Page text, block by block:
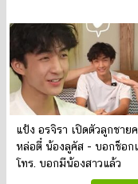
แป้ง อรจิรา เปิดตัวลูกชาย
หล่อตี๋ น้องลูคัส - บอกช็อก
โทร. บอกมีน้องสาวแล้ว